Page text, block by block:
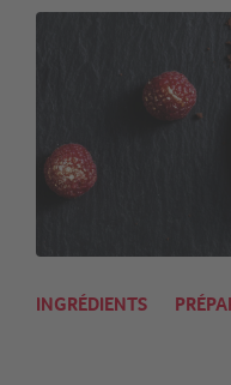
INGRÉDIENTS